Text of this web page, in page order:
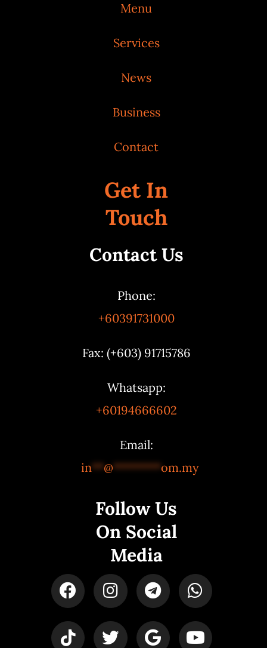
Menu
Services
News
Business
Contact
Get In
Touch
Contact Us
Phone:
+60391731000
Fax: (+603) 91715786
Whatsapp:
+60194666602
Email:
in**@********om.my
Follow Us
On Social
Media